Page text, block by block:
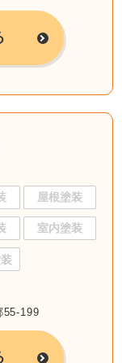
屋根塗装
室内塗装
199